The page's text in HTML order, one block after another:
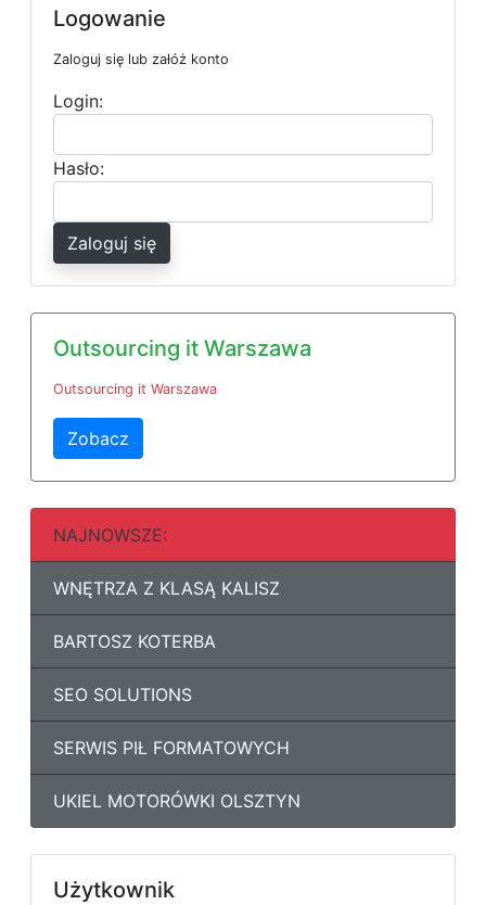
Logowanie
Zaloguj się lub załóż konto
Login:
Hasło:
Zaloguj się
Outsourcing it Warszawa
Outsourcing it Warszawa
Zobacz
NAJNOWSZE:
WNĘTRZA Z KLASĄ KALISZ
BARTOSZ KOTERBA
SEO SOLUTIONS
SERWIS PIŁ FORMATOWYCH
UKIEL MOTORÓWKI OLSZTYN
Użytkownik